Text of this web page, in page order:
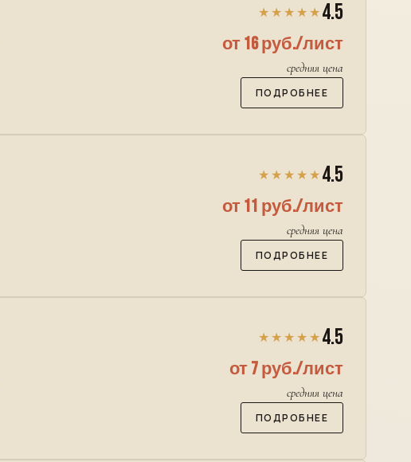
★★★★★ 4.5
от 16 руб./лист
средняя цена
ПОДРОБНЕЕ
★★★★★ 4.5
от 11 руб./лист
средняя цена
ПОДРОБНЕЕ
★★★★★ 4.5
от 7 руб./лист
средняя цена
ПОДРОБНЕЕ